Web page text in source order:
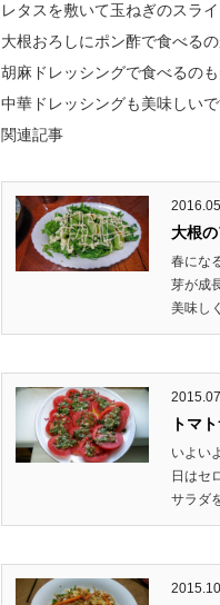
レタスを敷いて玉ねぎのスラ
大根おろしにポン酢で食べる
胡麻ドレッシングで食べるのも
中華ドレッシングも美味しいで
関連記事
大根
春にな
芽が成
美味し
トマ
いよい
日はセ
サラダ